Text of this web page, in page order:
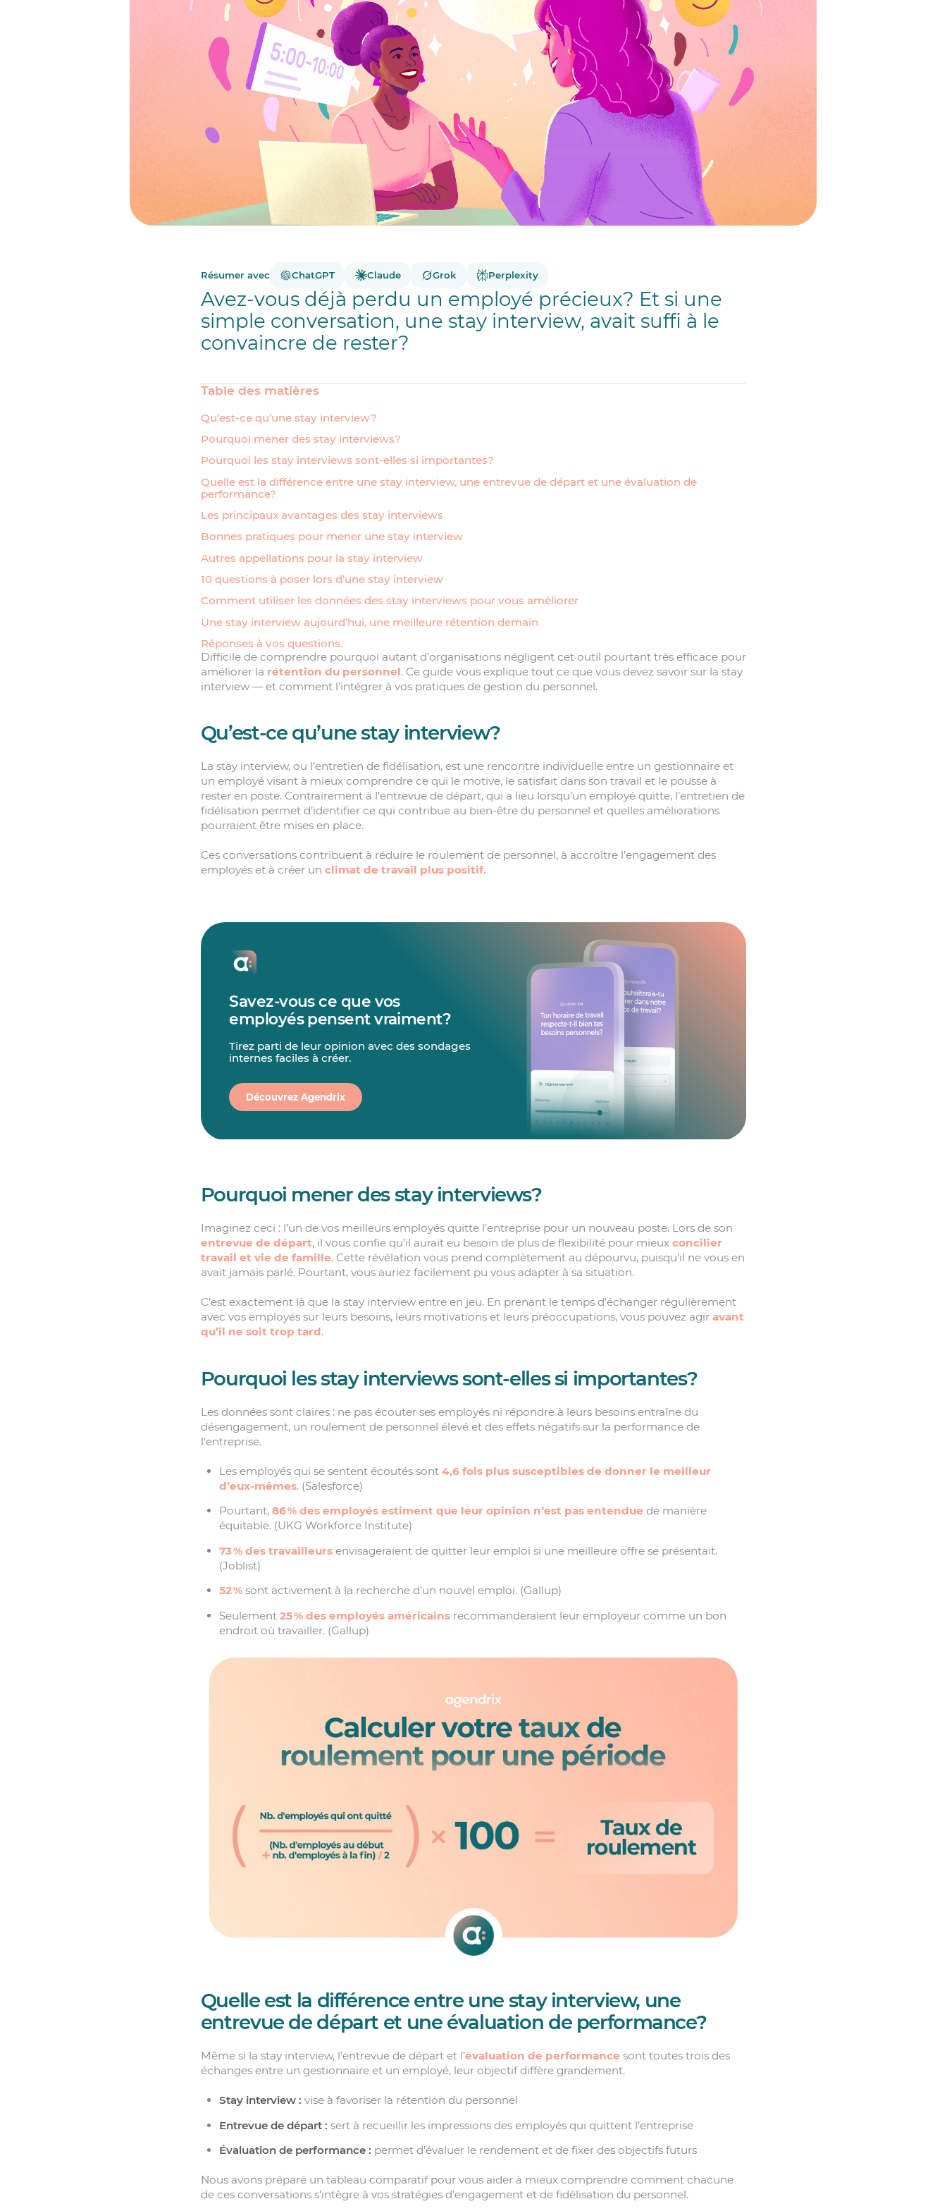
Résumer avec ChatGPT Claude Grok Perplexity
Avez-vous déjà perdu un employé précieux? Et si une
simple conversation, une stay interview, avait suffi à le
convaincre de rester?
Table des matières
Qu’est-ce qu’une stay interview?
Pourquoi mener des stay interviews?
Pourquoi les stay interviews sont-elles si importantes?
Quelle est la différence entre une stay interview, une entrevue de départ et une évaluation de
performance?
Les principaux avantages des stay interviews
Bonnes pratiques pour mener une stay interview
Autres appellations pour la stay interview
10 questions à poser lors d’une stay interview
Comment utiliser les données des stay interviews pour vous améliorer
Une stay interview aujourd’hui, une meilleure rétention demain
Réponses à vos questions.
Difficile de comprendre pourquoi autant d’organisations négligent cet outil pourtant très efficace pour
améliorer la rétention du personnel. Ce guide vous explique tout ce que vous devez savoir sur la stay
interview — et comment l’intégrer à vos pratiques de gestion du personnel.
Qu’est-ce qu’une stay interview?
La stay interview, ou l’entretien de fidélisation, est une rencontre individuelle entre un gestionnaire et
un employé visant à mieux comprendre ce qui le motive, le satisfait dans son travail et le pousse à
rester en poste. Contrairement à l’entrevue de départ, qui a lieu lorsqu’un employé quitte, l’entretien de
fidélisation permet d’identifier ce qui contribue au bien-être du personnel et quelles améliorations
pourraient être mises en place.
Ces conversations contribuent à réduire le roulement de personnel, à accroître l’engagement des
employés et à créer un climat de travail plus positif.
Savez-vous ce que vos
employés pensent vraiment?
Tirez parti de leur opinion avec des sondages
internes faciles à créer.
Découvrez Agendrix
Pourquoi mener des stay interviews?
Imaginez ceci : l’un de vos meilleurs employés quitte l’entreprise pour un nouveau poste. Lors de son
entrevue de départ, il vous confie qu’il aurait eu besoin de plus de flexibilité pour mieux concilier
travail et vie de famille. Cette révélation vous prend complètement au dépourvu, puisqu’il ne vous en
avait jamais parlé. Pourtant, vous auriez facilement pu vous adapter à sa situation.
C’est exactement là que la stay interview entre en jeu. En prenant le temps d’échanger régulièrement
avec vos employés sur leurs besoins, leurs motivations et leurs préoccupations, vous pouvez agir avant
qu’il ne soit trop tard.
Pourquoi les stay interviews sont-elles si importantes?
Les données sont claires : ne pas écouter ses employés ni répondre à leurs besoins entraîne du
désengagement, un roulement de personnel élevé et des effets négatifs sur la performance de
l’entreprise.
Les employés qui se sentent écoutés sont4,6 fois plus susceptibles de donner le meilleur
d’eux-mêmes. (Salesforce)
Pourtant,86 % des employés estiment que leur opinion n’est pas entendue de manière
équitable. (UKG Workforce Institute)
73 % des travailleurs envisageraient de quitter leur emploi si une meilleure offre se présentait.
(Joblist)
52 % sont activement à la recherche d’un nouvel emploi. (Gallup)
Seulement25 % des employés américains recommanderaient leur employeur comme un bon
endroit où travailler. (Gallup)
Quelle est la différence entre une stay interview, une
entrevue de départ et une évaluation de performance?
Même si la stay interview, l’entrevue de départ et l’évaluation de performance sont toutes trois des
échanges entre un gestionnaire et un employé, leur objectif diffère grandement.
Stay interview : vise à favoriser la rétention du personnel
Entrevue de départ : sert à recueillir les impressions des employés qui quittent l’entreprise
Évaluation de performance : permet d’évaluer le rendement et de fixer des objectifs futurs
Nous avons préparé un tableau comparatif pour vous aider à mieux comprendre comment chacune
de ces conversations s’intègre à vos stratégies d’engagement et de fidélisation du personnel.